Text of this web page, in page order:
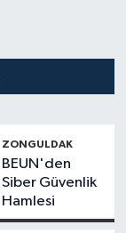
ZONGULDAK
BEUN'den
Siber Güvenlik
Hamlesi